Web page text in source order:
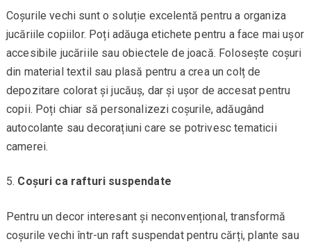
Coșurile vechi sunt o soluție excelentă pentru a organiza
jucăriile copiilor. Poți adăuga etichete pentru a face mai ușor
accesibile jucăriile sau obiectele de joacă. Folosește coșuri
din material textil sau plasă pentru a crea un colț de
depozitare colorat și jucăuș, dar și ușor de accesat pentru
copii. Poți chiar să personalizezi coșurile, adăugând
autocolante sau decorațiuni care se potrivesc tematicii
camerei.
Coșuri ca rafturi suspendate
Pentru un decor interesant și neconvențional, transformă
coșurile vechi într-un raft suspendat pentru cărți, plante sau